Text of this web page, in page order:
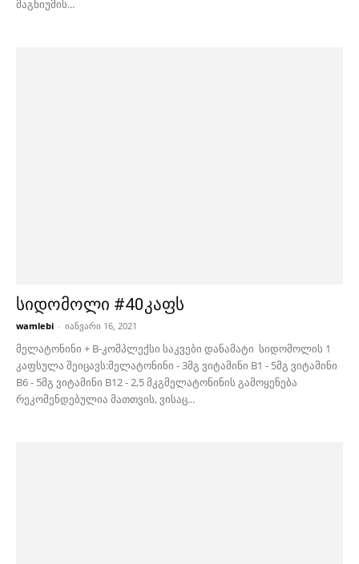
მაგნიუმის...
სიდომოლი #40კაფს
wamlebi - იანვარი 16, 2021
მელატონინი + B-კომპლექსი საკვები დანამატი სიდომოლის 1
კაფსულა შეიცავს:მელატონინი - 3მგ ვიტამინი B1 - 5მგ ვიტამინი
B6 - 5მგ ვიტამინი B12 - 2,5 მკგმელატონინის გამოყენება
რეკომენდებულია მათთვის, ვისაც...